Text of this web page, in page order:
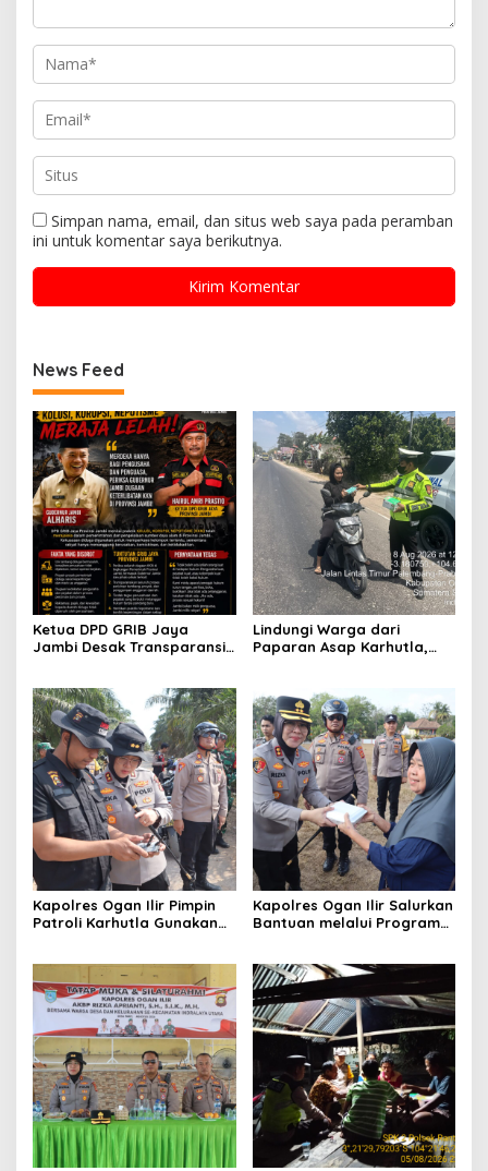
Simpan nama, email, dan situs web saya pada peramban
ini untuk komentar saya berikutnya.
News Feed
Ketua DPD GRIB Jaya
Jambi Desak Transparansi
Penyimpangan Diusut
Sesuai Hukum
Lindungi Warga dari
Paparan Asap Karhutla,
di Lokasi Kebakaran
Kapolres Ogan Ilir Pimpin
Patroli Karhutla Gunakan
Hadapi Musim Kemarau
Kapolres Ogan Ilir Salurkan
Bantuan melalui Program
Masyarakat Desa Parit